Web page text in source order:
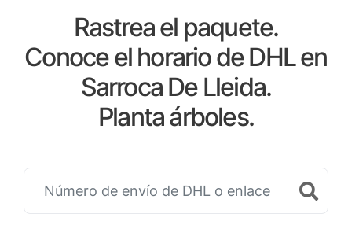
Rastrea el paquete.
Conoce el horario de DHL en
Sarroca De Lleida.
Planta árboles.